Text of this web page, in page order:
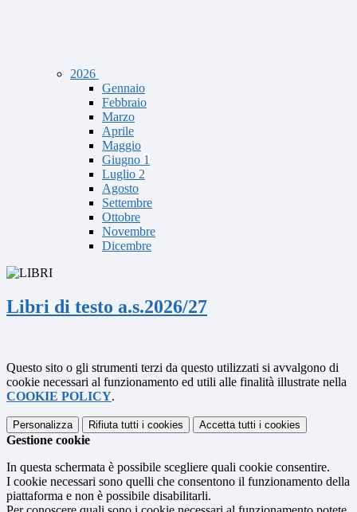
2026
Gennaio
Febbraio
Marzo
Aprile
Maggio
Giugno 1
Luglio 2
Agosto
Settembre
Ottobre
Novembre
Dicembre
Libri di testo a.s.2026/27
Questo sito o gli strumenti terzi da questo utilizzati si avvalgono di
cookie necessari al funzionamento ed utili alle finalità illustrate nella
COOKIE POLICY.
Personalizza Rifiuta tutti i cookies Accetta tutti i cookies
Gestione cookie
In questa schermata è possibile scegliere quali cookie consentire.
I cookie necessari sono quelli che consentono il funzionamento della
piattaforma e non è possibile disabilitarli.